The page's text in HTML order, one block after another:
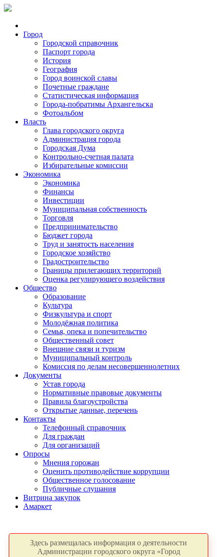
Город
Городской справочник
Паспорт города
История
География
Город воинской славы
Почетные граждане
Статистическая информация
Города-побратимы Архангельска
Фотоальбом
Власть
Глава городского округа
Администрация города
Городская Дума
Контрольно-счетная палата
Избирательные комиссии
Экономика
Экономика
Финансы
Инвестиции
Муниципальная собственность
Торговля
Предпринимательство
Бюджет города
Труд и занятость населения
Городское хозяйство
Градостроительство
Границы прилегающих территорий
Оценка регулирующего воздействия
Общество
Образование
Культура
Физкультура и спорт
Молодёжная политика
Семья, опека и попечительство
Общественный совет
Внешние связи и туризм
Муниципальный контроль
Комиссия по делам несовершеннолетних
Документы
Устав города
Нормативные правовые документы
Правила благоустройства
Открытые данные, перечень
Контакты
Телефонный справочник
Для граждан
Для организаций
Опросы
Мнения горожан
Оценить противодействие коррупции
Общественное голосование
Публичные слушания
Витрина закупок
Амаркет
Здесь размещалась информация о деятельности
Администрации городского округа «Город